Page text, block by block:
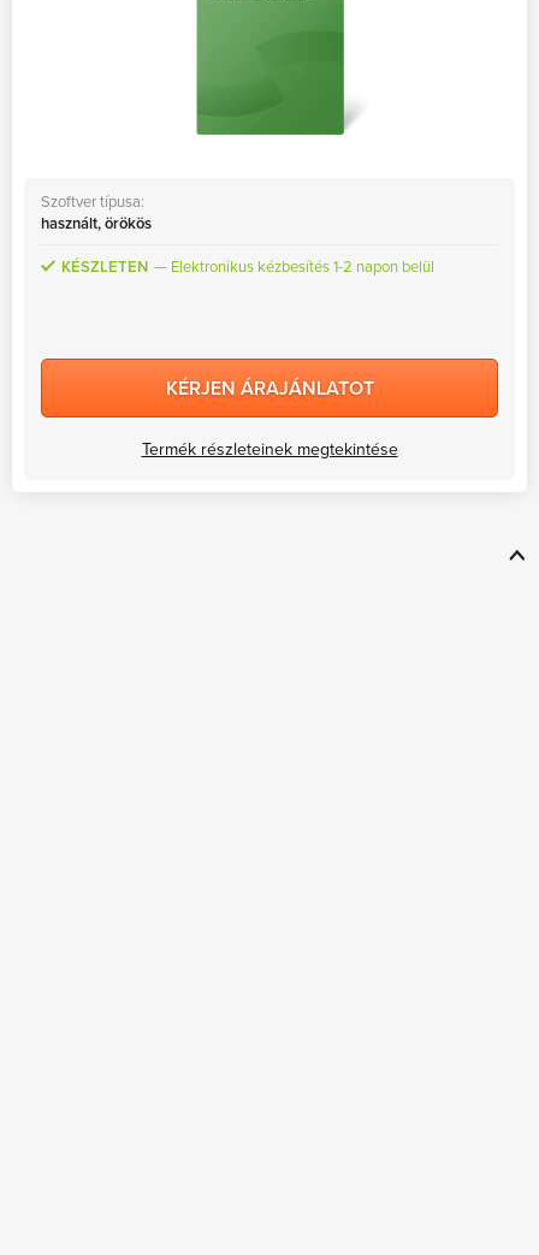
Szoftver típusa:
használt, örökös
KÉSZLETEN Elektronikus kézbesítés 1-2 napon belül
KÉRJEN ÁRAJÁNLATOT
Termék részleteinek megtekintése